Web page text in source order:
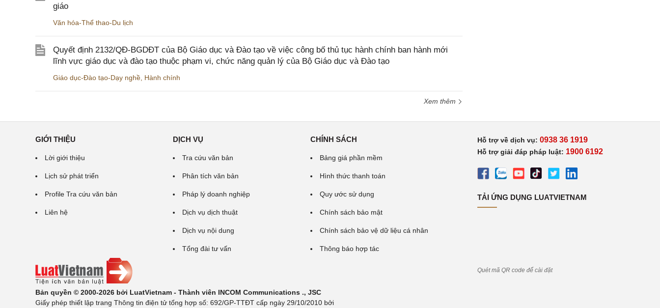
giáo
Văn hóa-Thể thao-Du lịch
Quyết định 2132/QĐ-BGDĐT của Bộ Giáo dục và Đào tạo về việc công bố thủ tục hành chính ban hành mới
lĩnh vực giáo dục và đào tạo thuộc phạm vi, chức năng quản lý của Bộ Giáo dục và Đào tạo
Giáo dục-Đào tạo-Dạy nghề Hành chính
Xem thêm
GIỚI THIỆU
Lời giới thiệu
Lịch sử phát triển
Profile Tra cứu văn bản
Liên hệ
DỊCH VỤ
Tra cứu văn bản
Phân tích văn bản
Pháp lý doanh nghiệp
Dịch vụ dịch thuật
Dịch vụ nội dung
Tổng đài tư vấn
CHÍNH SÁCH
Bảng giá phần mềm
Hình thức thanh toán
Quy ước sử dụng
Chính sách bảo mật
Chính sách bảo vệ dữ liệu cá nhân
Thông báo hợp tác
Bản quyền © 2000-2026 bởi LuatVietnam - Thành viên INCOM Communications ., JSC
Giấy phép thiết lập trang Thông tin điện tử tổng hợp số: 692/GP-TTĐT cấp ngày 29/10/2010 bởi
Hỗ trợ về dịch vụ: 0938 36 1919
Hỗ trợ giải đáp pháp luật: 1900 6192
TẢI ỨNG DỤNG LUATVIETNAM
Quét mã QR code để cài đặt